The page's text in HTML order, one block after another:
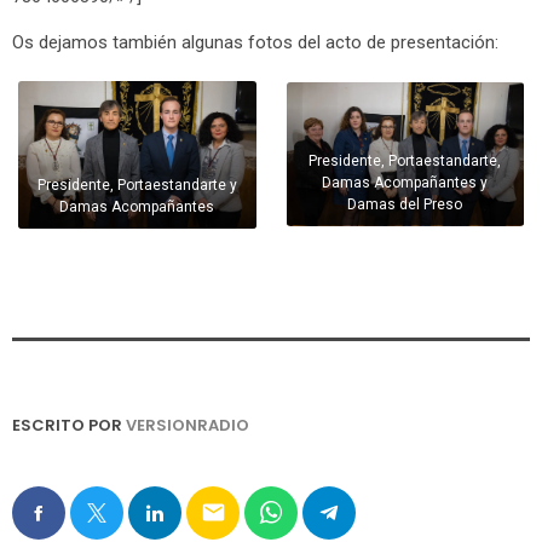
Os dejamos también algunas fotos del acto de presentación:
Presidente, Portaestandarte y
Damas Acompañantes
Presidente, Portaestandarte,
Damas Acompañantes y
Damas del Preso
ESCRITO POR VERSIONRADIO
email